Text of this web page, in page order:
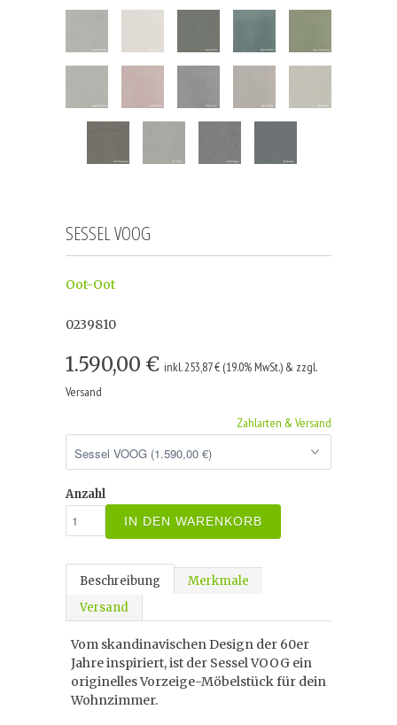
SESSEL VOOG
Oot-Oot
0239810
1.590,00 € inkl. 253,87 € (19.0% MwSt.) & zzgl.
Versand
Zahlarten & Versand
Anzahl
IN DEN WARENKORB
Beschreibung
Merkmale
Versand
Vom skandinavischen Design der 60er
Jahre inspiriert, ist der Sessel VOOG ein
originelles Vorzeige-Möbelstück für dein
Wohnzimmer.